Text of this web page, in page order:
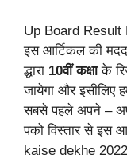
Up Board Result
इस आर्टिकल की मदद
द्धारा 10वीं कक्षाके
जायेगा और इसीलिए
सबसे पहले अपने –
पको विस्तार से इस
kaise dekhe